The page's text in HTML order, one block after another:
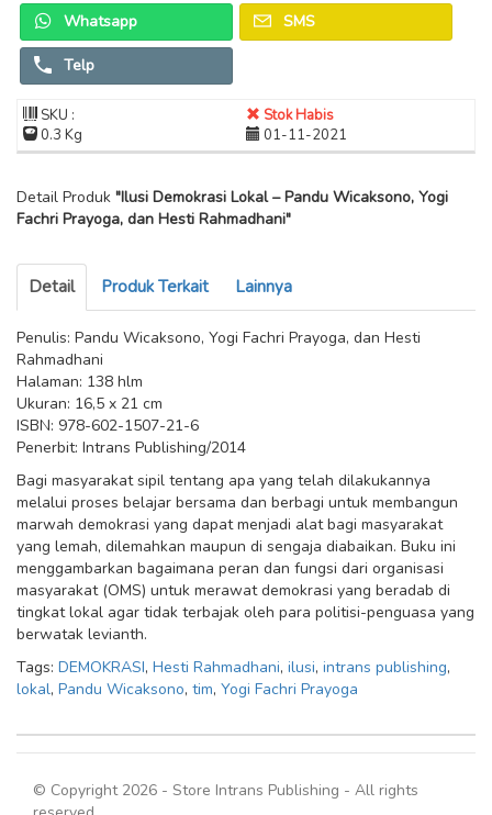
Whatsapp SMS
Telp
SKU :
Stok Habis
0.3 Kg
01-11-2021
Detail Produk "Ilusi Demokrasi Lokal – Pandu Wicaksono, Yogi
Fachri Prayoga, dan Hesti Rahmadhani"
Detail Produk Terkait Lainnya
Penulis: Pandu Wicaksono, Yogi Fachri Prayoga, dan Hesti
Rahmadhani
Halaman: 138 hlm
Ukuran: 16,5 x 21 cm
ISBN: 978-602-1507-21-6
Penerbit: Intrans Publishing/2014
Bagi masyarakat sipil tentang apa yang telah dilakukannya
melalui proses belajar bersama dan berbagi untuk membangun
marwah demokrasi yang dapat menjadi alat bagi masyarakat
yang lemah, dilemahkan maupun di sengaja diabaikan. Buku ini
menggambarkan bagaimana peran dan fungsi dari organisasi
masyarakat (OMS) untuk merawat demokrasi yang beradab di
tingkat lokal agar tidak terbajak oleh para politisi-penguasa yang
berwatak levianth.
Tags: DEMOKRASI, Hesti Rahmadhani, ilusi, intrans publishing,
lokal, Pandu Wicaksono, tim, Yogi Fachri Prayoga
© Copyright 2026 - Store Intrans Publishing - All rights